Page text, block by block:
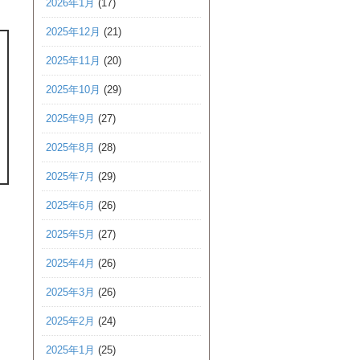
2026年1月 (17)
2025年12月 (21)
2025年11月 (20)
2025年10月 (29)
2025年9月 (27)
2025年8月 (28)
2025年7月 (29)
2025年6月 (26)
2025年5月 (27)
2025年4月 (26)
2025年3月 (26)
2025年2月 (24)
2025年1月 (25)